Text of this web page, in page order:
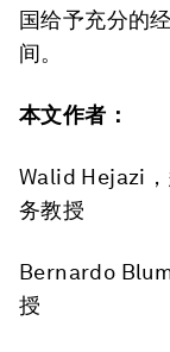
国给予充分的
间。
本文作者：
Walid Hejazi
务教授
Bernardo
授